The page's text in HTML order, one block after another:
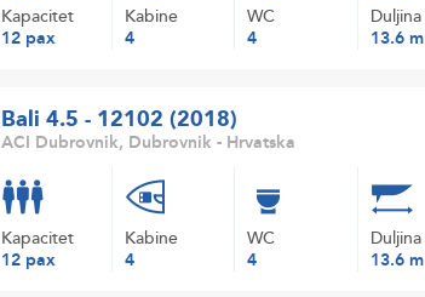
Kapacitet
12 pax
Kabine
4
WC
4
Duljina
13.6 m
Bali 4.5 - 12102 (2018)
ACI Dubrovnik, Dubrovnik - Hrvatska
Kapacitet
12 pax
Kabine
4
WC
4
Duljina
13.6 m